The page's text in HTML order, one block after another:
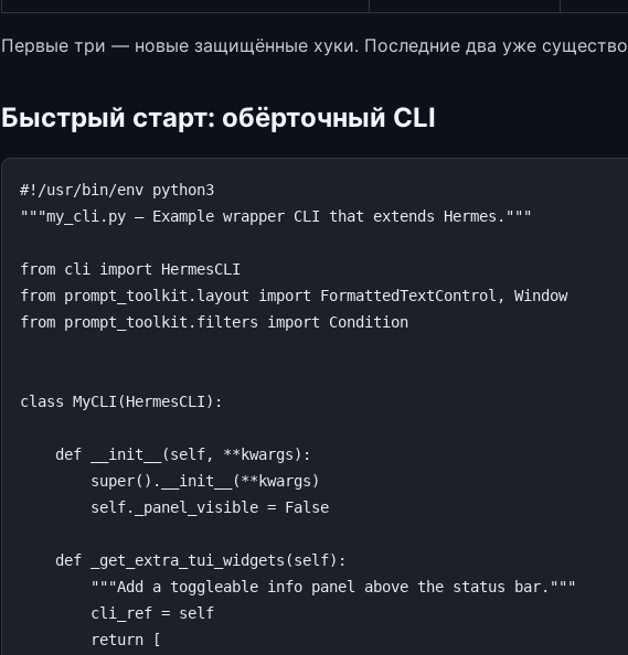
Первые три — новые защищённые хуки. Последние два уже
Быстрый старт: обёрточный CLI
#!/usr/bin/env python3
"""my_cli.py — Example wrapper CLI that extends Hermes."""
from cli import
HermesCLI
from prompt_toolkit.layout import FormattedTextControl ,
Window
from prompt_toolkit.filters import Condition
class MyCLI (HermesCLI):
def __init__ (self, ** kwargs):
super() . __init__ (** kwargs)
self. _panel_visible = False
def _get_extra_tui_widgets (self):
"""Add a toggleable info panel above the status bar."""
cli_ref = self
return
[